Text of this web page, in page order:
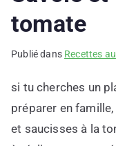
tomate
Publié dans Recettes
si tu cherches un
préparer en
et saucisses à la